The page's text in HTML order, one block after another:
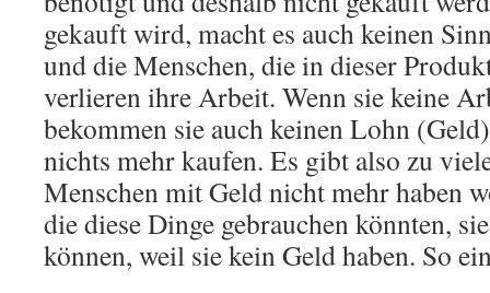
gekauft wird, macht es auch keinen
und die Menschen, die in dieser
verlieren ihre Arbeit. Wenn sie keine
bekommen sie auch keinen Lohn
nichts mehr kaufen. Es gibt also zu
Menschen mit Geld nicht mehr haben
die diese Dinge gebrauchen könnten,
können, weil sie kein Geld haben. So